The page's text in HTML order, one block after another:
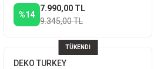
%14
7.990,00 TL
9.345,00 TL
TÜKENDİ
DEKO TURKEY